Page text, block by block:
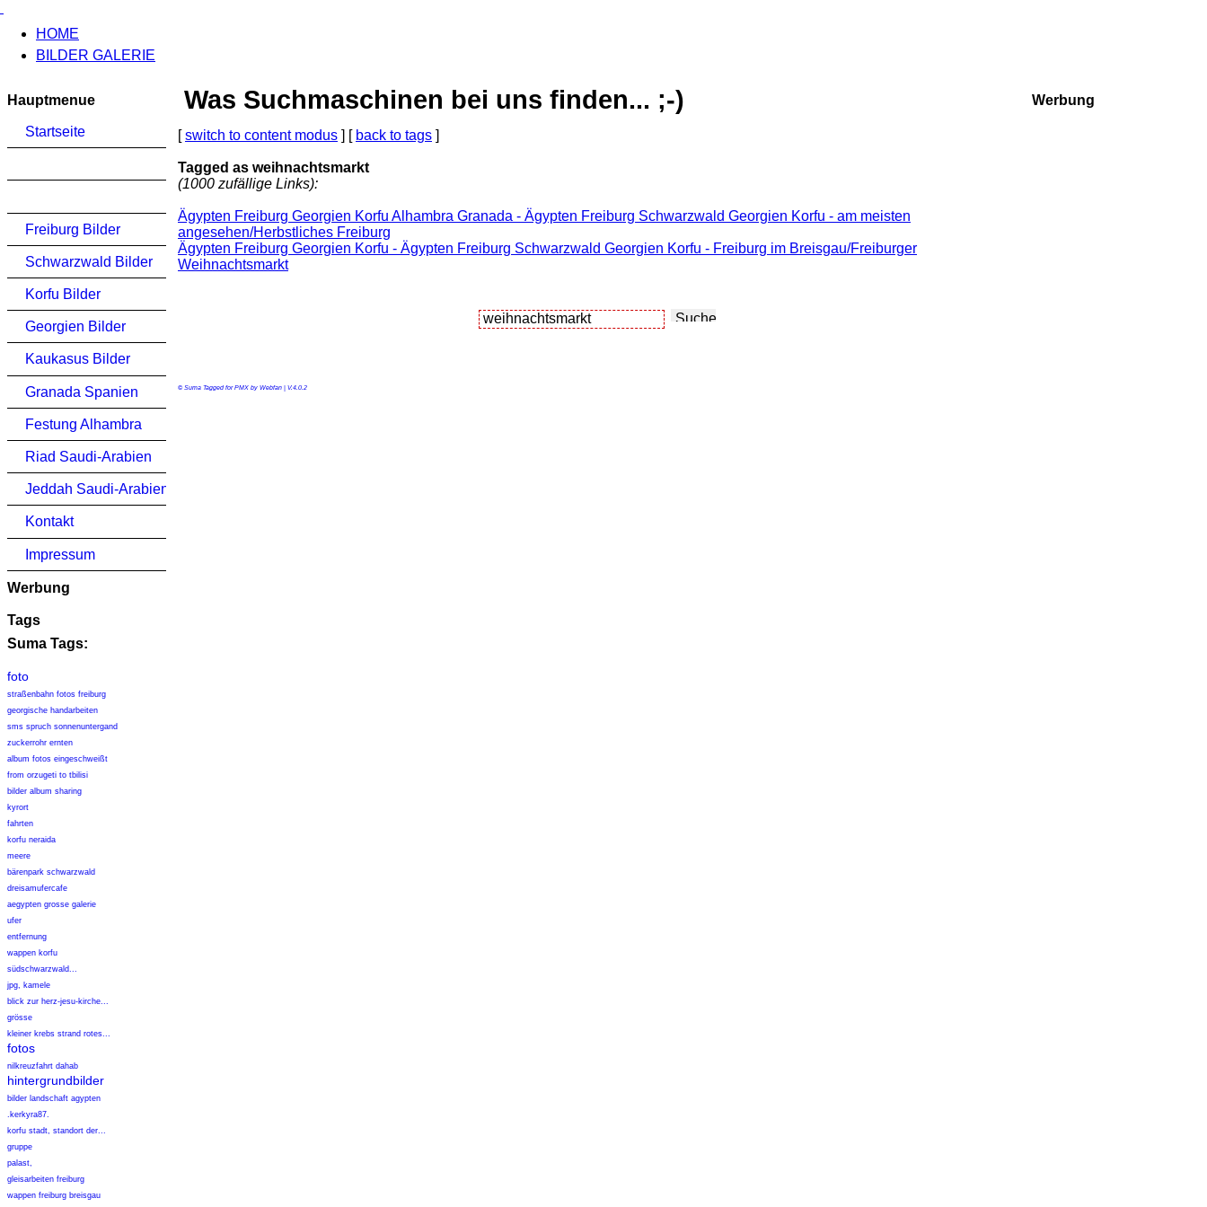
HOME
BILDER GALERIE
Hauptmenue
Startseite
Freiburg Bilder
Schwarzwald Bilder
Korfu Bilder
Georgien Bilder
Kaukasus Bilder
Granada Spanien
Festung Alhambra
Riad Saudi-Arabien
Jeddah Saudi-Arabien
Kontakt
Impressum
Werbung
Tags
Suma Tags:
foto
straßenbahn fotos freiburg
georgische handarbeiten
sms spruch sonnenuntergand
zuckerrohr ernten
album fotos eingeschweißt
from orzugeti to tbilisi
bilder album sharing
kyrort
fahrten
korfu neraida
meere
bärenpark schwarzwald
dreisamufercafe
aegypten grosse galerie
ufer
entfernung
wappen korfu
südschwarzwald...
jpg, kamele
blick zur herz-jesu-kirche...
grösse
kleiner krebs strand rotes...
fotos
nilkreuzfahrt dahab
hintergrundbilder
bilder landschaft agypten
.kerkyra87.
korfu stadt, standort der...
gruppe
palast,
gleisarbeiten freiburg
wappen freiburg breisgau
Was Suchmaschinen bei uns finden... ;-)
[switch to content modus ] [ back to tags ]
Tagged as weihnachtsmarkt
(1000 zufällige Links):
Ägypten Freiburg Georgien Korfu Alhambra Granada - Ägypten Freiburg Schwarzwald Georgien Korfu - am meisten
angesehen/Herbstliches Freiburg
Ägypten Freiburg Georgien Korfu - Ägypten Freiburg Schwarzwald Georgien Korfu - Freiburg im Breisgau/Freiburger
Weihnachtsmarkt
© Suma Tagged for PMX by Webfan | V.4.0.2
Werbung